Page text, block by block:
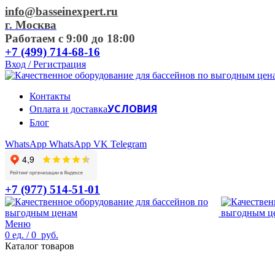
info@basseinexpert.ru
г. Москва
Работаем с 9:00 до 18:00
+7 (499) 714-68-16
Вход / Регистрация
Контакты
Оплата и доставкаУСЛОВИЯ
Блог
WhatsApp WhatsApp VK Telegram
+7 (977) 514-51-01
Меню
0 ед. / 0 руб.
Каталог товаров